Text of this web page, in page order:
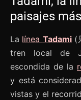
paisajes
La línea Tadami(
tren local de
escondida de la
y está
vistas y el